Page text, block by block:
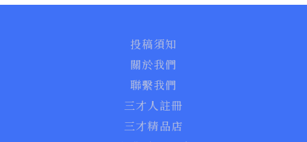
投稿須知
關於我們
聯繫我們
三才人註冊
三才精品店